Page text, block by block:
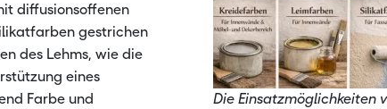
Die Einsatzmöglichkeiten
diffusionsoffenen
gestrichen
des Lehms, wie die
eines
Farbe und